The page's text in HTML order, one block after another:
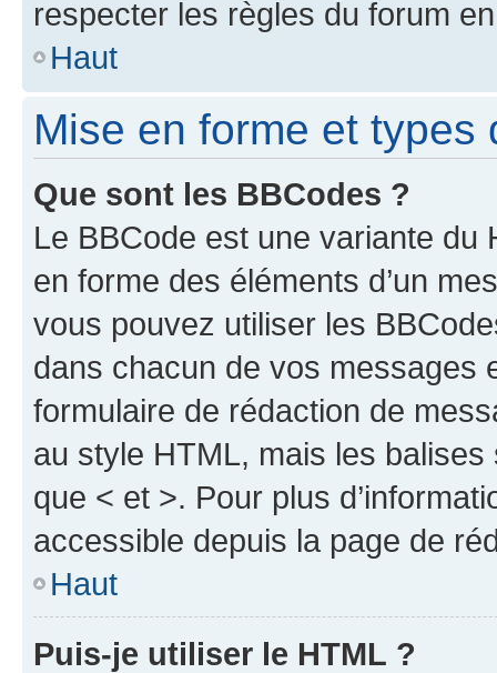
respecter les règles du forum
Haut
Mise en forme et types
Que sont les BBCodes ?
Le BBCode est une variante du
en forme des éléments d’un
vous pouvez utiliser les
dans chacun de vos messages
formulaire de rédaction de
au style HTML, mais les
que < et >. Pour plus
accessible depuis la page de
Haut
Puis-je utiliser le HTML ?